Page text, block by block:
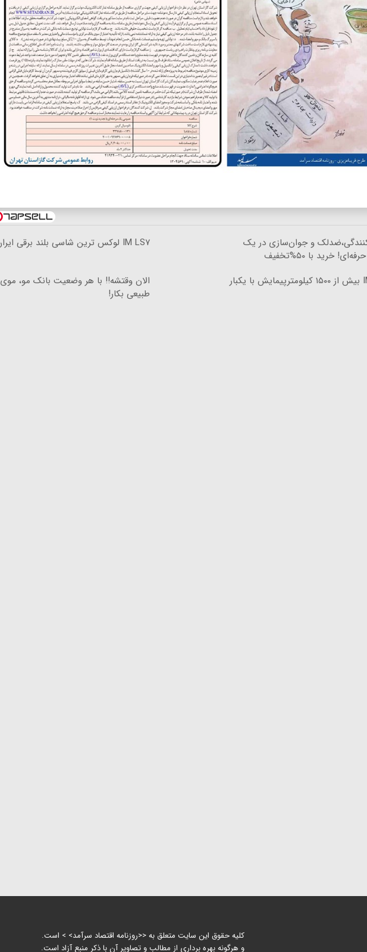
و جوان‌سازی در یک
خرید با ۵۰%تخفیف
IM LS۷ لوکس ترین شاسی بلند برقی ایران
IM LS۹ بیش از ۱۵۰۰ کیلومترپیمایش با یکبار
الان وقتشه‼️ با هر وضعیت بانک مو، موی
طبیعی بکار!
کلیه حقوق این سایت متعلق به <<روزنامه اقتصاد سرآمد> > است.
و هرگونه بهره برداری از مطالب و تصاویر آن با ذکر منبع آزاد است.